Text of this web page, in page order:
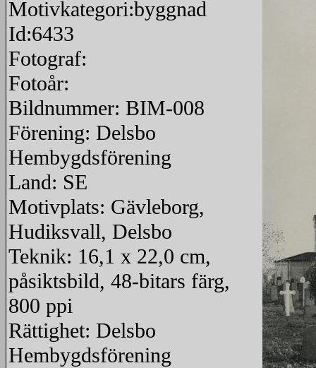
Motivkategori:byggnad
Id:6433
Fotograf:
Fotoår:
Bildnummer: BIM-008
Förening: Delsbo
Hembygdsförening
Land: SE
Motivplats: Gävleborg,
Hudiksvall, Delsbo
Teknik: 16,1 x 22,0 cm,
påsiktsbild, 48-bitars färg,
800 ppi
Rättighet: Delsbo
Hembygdsförening